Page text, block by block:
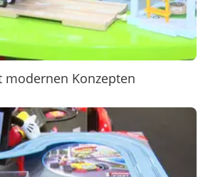
modernen Konzepten